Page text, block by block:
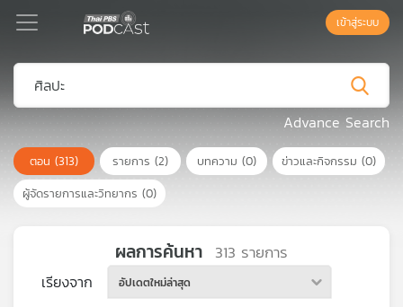
Podcast
เพล
ย์
ลิ
เข้าสู่ระบบ
Advance Search
ตอน (313) รายการ (2) บทความ (0) ข่าวและกิจกรรม (0)
ผู้จัดรายการและวิทยากร (0)
ผลการค้นหา 313 รายการ
เรียงจาก อัปเดตใหม่ล่าสุด